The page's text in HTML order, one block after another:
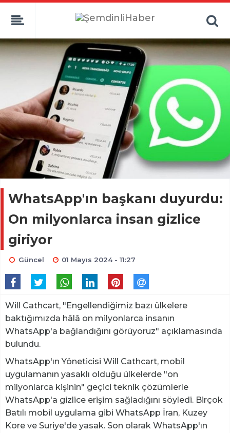
WhatsApp'ın başkanı duyurdu:
On milyonlarca insan gizlice
giriyor
Güncel 01 Mayıs 2024 - 11:27
Will Cathcart, "Engellendiğimiz bazı ülkelere
baktığımızda hâlâ on milyonlarca insanın
WhatsApp'a bağlandığını görüyoruz" açıklamasında
bulundu.
WhatsApp'ın Yöneticisi Will Cathcart, mobil
uygulamanın yasaklı olduğu ülkelerde "on
milyonlarca kişinin" geçici teknik çözümlerle
WhatsApp'a gizlice erişim sağladığını söyledi. Birçok
Batılı mobil uygulama gibi WhatsApp İran, Kuzey
Kore ve Suriye'de yasak. Son olarak WhatsApp'ın